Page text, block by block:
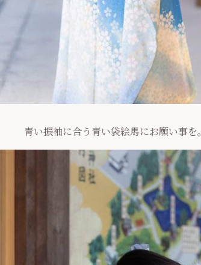
青い振袖に合う青い袋絵馬にお願い事を。